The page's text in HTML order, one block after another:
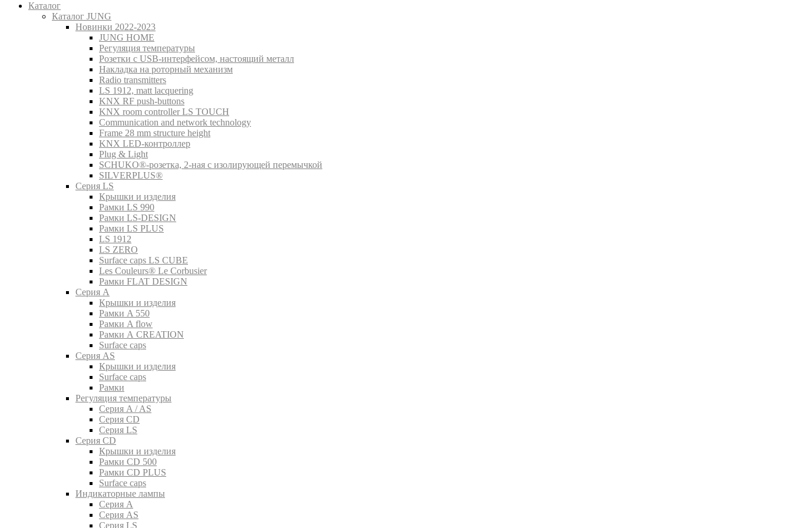
Каталог
Каталог JUNG
Новинки 2022-2023
JUNG HOME
Регуляция температуры
Розетки с USB-интерфейсом, настоящий металл
Накладка на роторный механизм
Radio transmitters
LS 1912, matt lacquering
KNX RF push-buttons
KNX room controller LS TOUCH
Communication and network technology
Frame 28 mm structure height
KNX LED-контроллер
Plug & Light
SCHUKO®-розетка, 2-ная с изолирующей перемычкой
SILVERPLUS®
Серия LS
Крышки и изделия
Рамки LS 990
Рамки LS-DESIGN
Рамки LS PLUS
LS 1912
LS ZERO
Surface caps LS CUBE
Les Couleurs® Le Corbusier
Рамки FLAT DESIGN
Серия A
Крышки и изделия
Рамки A 550
Рамки A flow
Рамки A CREATION
Surface caps
Серия AS
Крышки и изделия
Surface caps
Рамки
Регуляция температуры
Серия A / AS
Серия CD
Серия LS
Серия CD
Крышки и изделия
Рамки CD 500
Рамки CD PLUS
Surface caps
Индикаторные лампы
Серия A
Серия AS
Серия LS